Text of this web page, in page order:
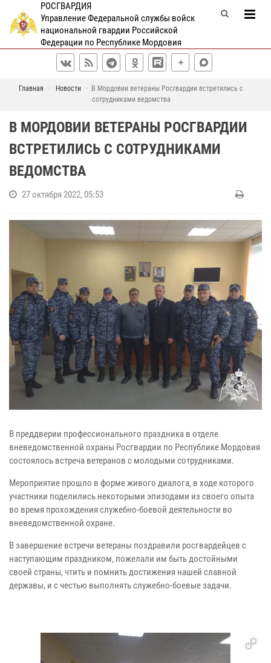
РОСГВАРДИЯ
Управление Федеральной службы войск
национальной гвардии Российской
Федерации по Республике Мордовия
Главная Новости
В Мордовии ветераны Росгвардии встретились с
сотрудниками ведомства
В МОРДОВИИ ВЕТЕРАНЫ РОСГВАРДИИ
ВСТРЕТИЛИСЬ С СОТРУДНИКАМИ
ВЕДОМСТВА
27 октября 2022, 05:53
В преддверии профессионального праздника в отделе
вневедомственной охраны Росгвардии по Республике Мордовия
состоялось встреча ветеранов с молодыми сотрудниками.
Мероприятие прошло в форме живого диалога, в ходе которого
участники поделились некоторыми эпизодами из своего опыта
во время прохождения служебно-боевой деятельности во
вневедомственной охране.
В завершение встречи ветераны поздравили росгвардейцев с
наступающим праздником, пожелали им быть достойными
своей страны, чтить и помнить достижения нашей славной
державы, и с честью выполнять служебно-боевые задачи.